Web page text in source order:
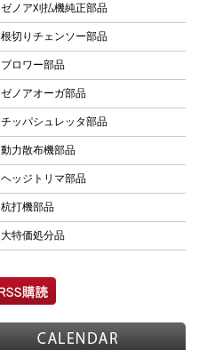
ゼノア刈払機純正部品
根切りチェンソー部品
ブロワー部品
ゼノアオーガ部品
チッパシュレッタ部品
動力散布機部品
ヘッジトリマ部品
杭打機部品
大特価処分品